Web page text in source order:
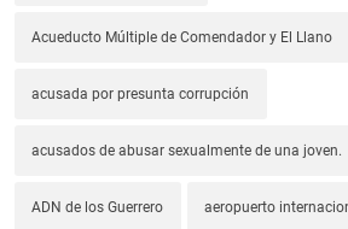
Acueducto Múltiple de Comendador y El Llano
acusada por presunta corrupción
acusados de abusar sexualmente de una joven.
ADN de los Guerrero aeropuerto